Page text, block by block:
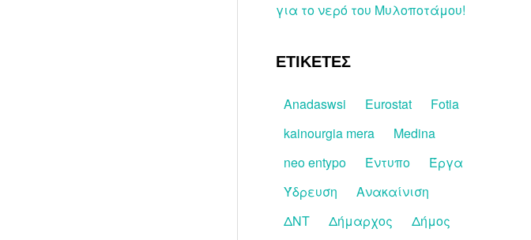
για το νερό του Μυλοποτάμου!
ΕΤΙΚΕΤΕΣ
Anadaswsi Eurostat
Fotia
kainourgia mera
Medina
neo entypo
Έντυπο
Έργα
Ύδρευση
Ανακαίνιση
ΔΝΤ
Δήμαρχος
Δήμος